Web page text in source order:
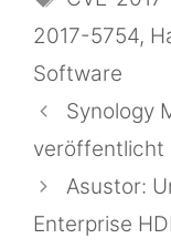
2017-5754,
Software
Synology
veröffentlicht
Asustor:
Enterprise